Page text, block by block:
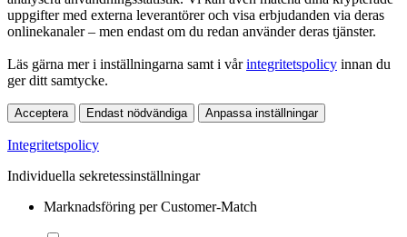
uppgifter med externa leverantörer och visa erbjudanden via deras
onlinekanaler – men endast om du redan använder deras tjänster.
Läs gärna mer i inställningarna samt i vårintegritetspolicy innan du
ger ditt samtycke.
Acceptera Endast nödvändiga Anpassa inställningar
Integritetspolicy
Individuella sekretessinställningar
Marknadsföring per Customer-Match